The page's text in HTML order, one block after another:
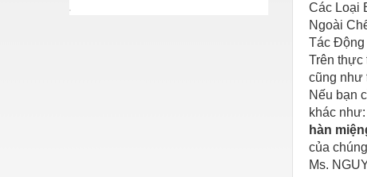
Các Loại
Ngoài
Tác Động
Trên thực
cũng như
Nếu bạn
khác như:
hàn
của
Ms.